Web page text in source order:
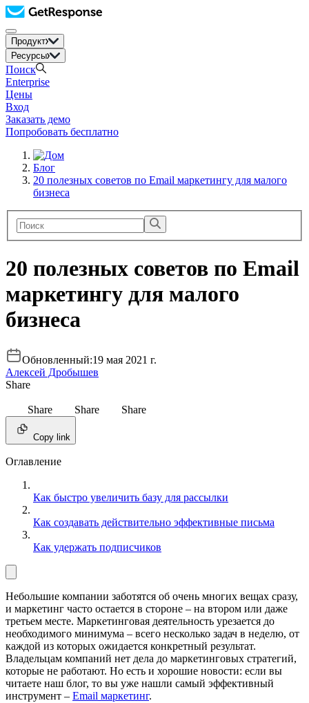
Продукт
Ресурсы
Поиск
Enterprise
Цены
Вход
Заказать демо
Попробовать бесплатно
Блог
20 полезных советов по Email маркетингу для малого
бизнеса
20 полезных советов по Email
маркетингу для малого
бизнеса
Обновленный:19 мая 2021 г.
Алексей Дробышев
Share
Share Share Share
Copy link
Оглавление
Как быстро увеличить базу для рассылки
Как создавать действительно эффективные письма
Как удержать подписчиков
Небольшие компании заботятся об очень многих вещах сразу,
и маркетинг часто остается в стороне – на втором или даже
третьем месте. Маркетинговая деятельность урезается до
необходимого минимума – всего несколько задач в неделю, от
каждой из которых ожидается конкретный результат.
Владельцам компаний нет дела до маркетинговых стратегий,
которые не работают. Но есть и хорошие новости: если вы
читаете наш блог, то вы уже нашли самый эффективный
инструмент – Email маркетинг.